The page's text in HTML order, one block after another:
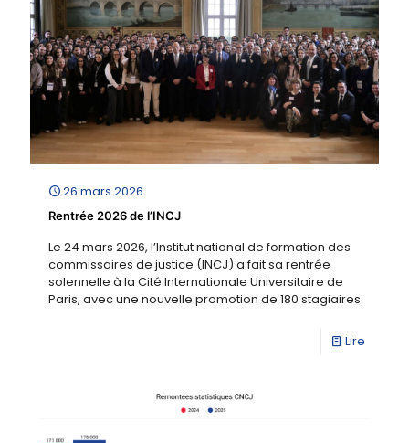
26 mars 2026
Rentrée 2026 de l’INCJ
Le 24 mars 2026, l’Institut national de formation des
commissaires de justice (INCJ) a fait sa rentrée
solennelle à la Cité Internationale Universitaire de
Paris, avec une nouvelle promotion de 180 stagiaires
Lire